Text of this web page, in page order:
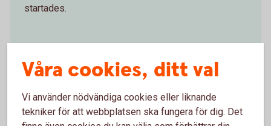
startades.
För- och nackdelar med
Våra cookies, ditt val
Vi använder nödvändiga cookies eller liknande
tekniker för att webbplatsen ska fungera för dig. Det